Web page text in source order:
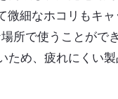
細なホコリもキ
所で使うことがで
ため、疲れにくい